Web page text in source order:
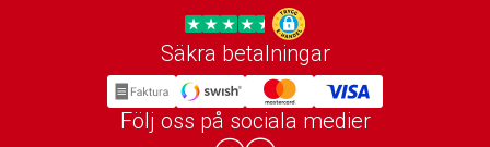
Trygg E-handel
Säkra betalningar
Följ oss på sociala medier